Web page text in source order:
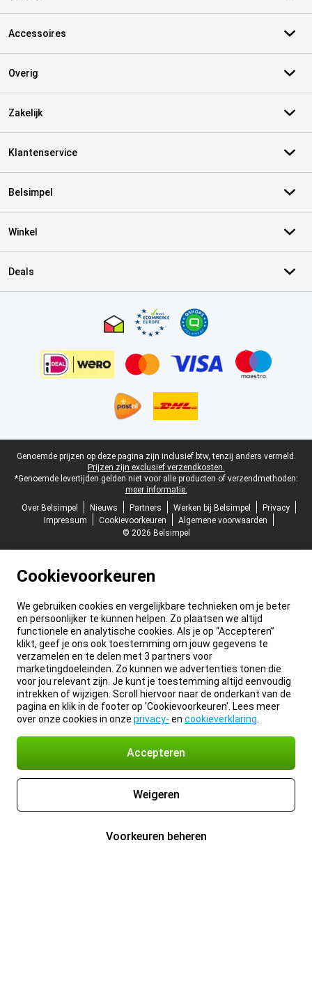
Accessoires
Overig
Zakelijk
Klantenservice
Belsimpel
Winkel
Deals
Juridische voettekst
Genoemde prijzen op deze pagina zijn inclusief btw, tenzij anders vermeld.
Prijzen zijn exclusief verzendkosten.
*Genoemde levertijden gelden niet voor alle producten of verzendmethoden:
meer informatie.
Over Belsimpel
Nieuws Partners Werken bij Belsimpel
Privacy
Impressum
Cookievoorkeuren
Algemene voorwaarden
© 2026 Belsimpel
Cookievoorkeuren
We gebruiken cookies en vergelijkbare technieken om je beter
en persoonlijker te kunnen helpen. Zo plaatsen we altijd
functionele en analytische cookies. Als je op “Accepteren”
klikt, geef je ons ook toestemming om jouw gegevens te
verzamelen en te delen met 3 partners voor
marketingdoeleinden. Zo kunnen we advertenties tonen die
voor jou relevant zijn. Je kunt je toestemming altijd eenvoudig
intrekken of wijzigen. Scroll hiervoor naar de onderkant van de
pagina en klik in de footer op 'Cookievoorkeuren'. Lees meer
over onze cookies in onze privacy- en cookieverklaring
Accepteren
Weigeren
Voorkeuren beheren